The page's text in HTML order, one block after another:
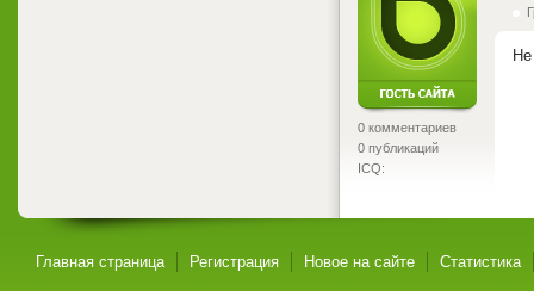
0 комментариев
0 публикаций
ICQ:
Главная страница Регистрация Новое на сайте Статистика